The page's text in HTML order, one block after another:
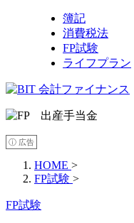
簿記
消費税法
FP試験
ライフプラン
ⓘ 広告
HOME >
FP試験 >
FP試験